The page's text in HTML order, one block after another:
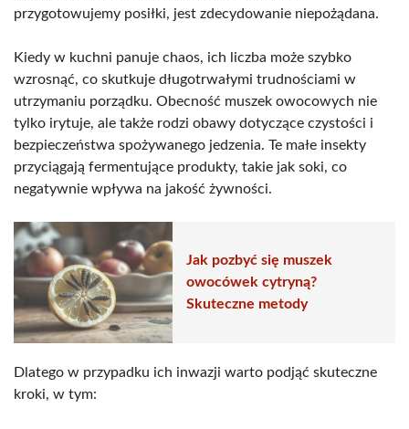
przygotowujemy posiłki, jest zdecydowanie niepożądana.
Kiedy w kuchni panuje chaos, ich liczba może szybko
wzrosnąć, co skutkuje długotrwałymi trudnościami w
utrzymaniu porządku. Obecność muszek owocowych nie
tylko irytuje, ale także rodzi obawy dotyczące czystości i
bezpieczeństwa spożywanego jedzenia. Te małe insekty
przyciągają fermentujące produkty, takie jak soki, co
negatywnie wpływa na jakość żywności.
Jak pozbyć się muszek
owocówek cytryną?
Skuteczne metody
Dlatego w przypadku ich inwazji warto podjąć skuteczne
kroki, w tym: